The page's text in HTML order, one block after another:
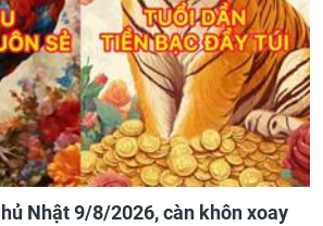
Nhật 9/8/2026, càn khôn xoay